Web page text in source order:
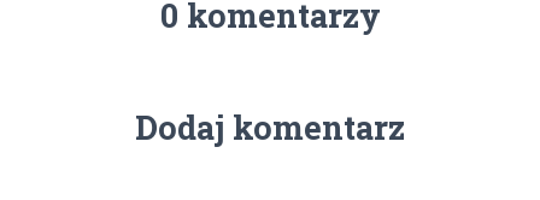
0 komentarzy
Dodaj komentarz